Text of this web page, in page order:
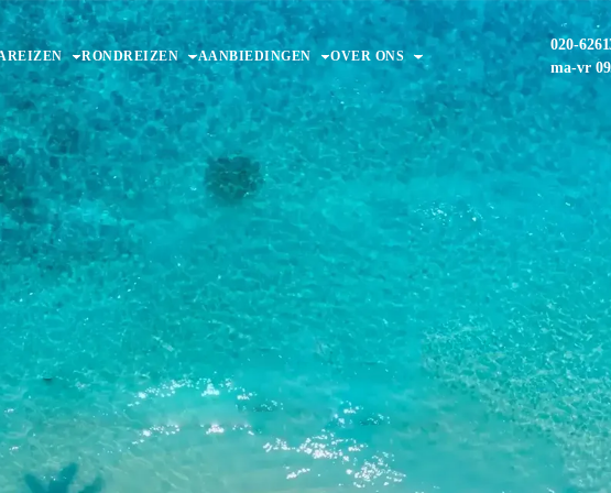
RONDREIZEN AANBIEDINGEN OVER ONS
020-
ma-vr